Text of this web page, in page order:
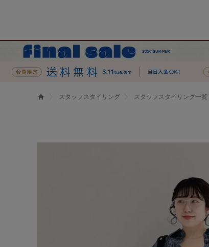
スタッフスタイリング スタッフスタイリング一覧